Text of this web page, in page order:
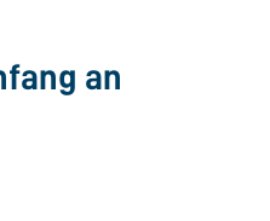
an